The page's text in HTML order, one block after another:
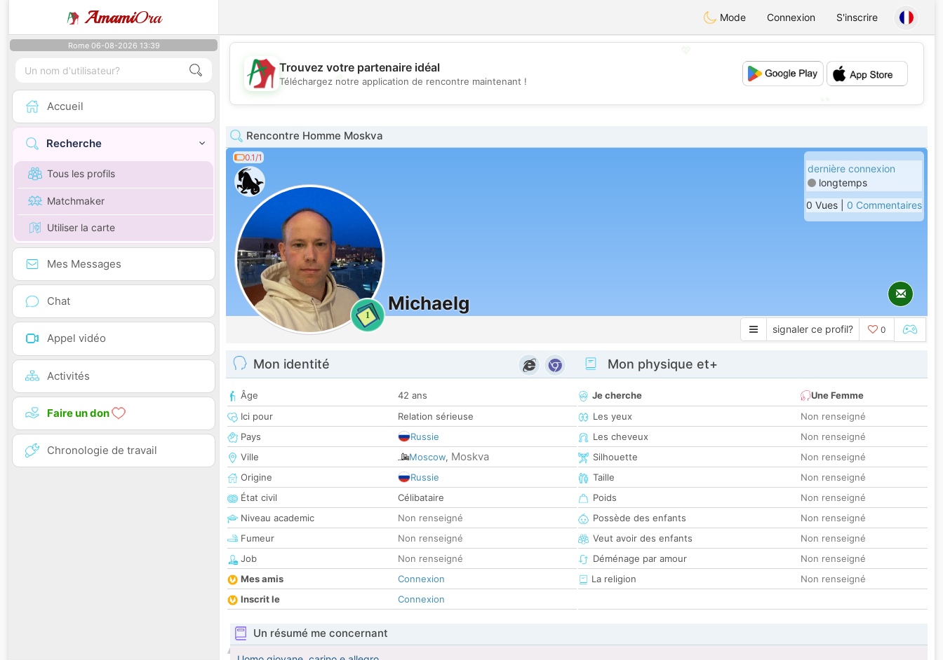
AmamiOra Mode Connexion S'inscrire
Rome 06-08-2026 13:39
Accueil
Recherche
Tous les profils
Matchmaker
Utiliser la carte
Mes Messages
Chat
Appel vidéo
Activités
Faire un don
Chronologie de travail
💖
💕
Trouvez votre partenaire idéal
Téléchargez notre application de rencontre maintenant !
Rencontre Homme Moskva
0.1/1
1
Michaelg
dernière connexion
longtemps
0 Vues | 0 Commentaires
signaler ce profil? 0
Mon identité
Âge
42 ans
Ici pour
Relation sérieuse
Pays
Russie
Ville
Moscow, Moskva
Origine
Russie
État civil
Célibataire
Niveau academic
Non renseigné
Fumeur
Non renseigné
Job
Non renseigné
Mes amis
Connexion
Inscrit le
Connexion
Mon physique et+
Je cherche
Une Femme
Les yeux
Non renseigné
Les cheveux
Non renseigné
Silhouette
Non renseigné
Taille
Non renseigné
Poids
Non renseigné
Possède des enfants
Non renseigné
Veut avoir des enfants
Non renseigné
Déménage par amour
Non renseigné
La religion
Non renseigné
Un résumé me concernant